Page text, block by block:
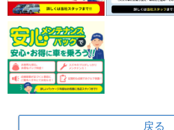
戻る